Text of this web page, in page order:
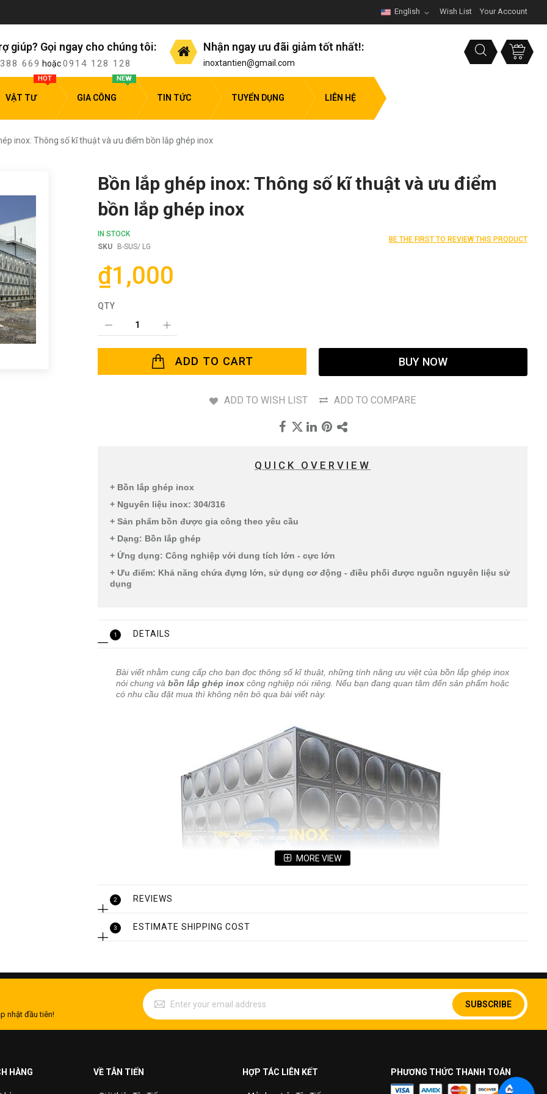
Wish List Your Account
English
giúp? Gọi ngay cho chúng tôi:
669 hoặc0914 128 128
Nhận ngay ưu đãi giảm tốt nhất!:
inoxtantien@gmail.com
VẬT TƯ
HOT
GIA CÔNG
NEW
TIN TỨC TUYỂN DỤNG LIÊN HỆ
inox: Thông số kĩ thuật và ưu điểm bồn lắp ghép inox
Bồn lắp ghép inox: Thông số kĩ thuật và ưu điểm
bồn lắp ghép inox
IN STOCK
SKU
B-SUS/ LG
BE THE FIRST TO REVIEW THIS PRODUCT
₫1,000
QTY
ADD TO CART BUY NOW
ADD TO WISH LIST ADD TO COMPARE
QUICK OVERVIEW
+ Bồn lắp ghép inox
+ Nguyên liệu inox: 304/316
+ Sản phẩm bồn được gia công theo yêu cầu
+ Dạng: Bồn lắp ghép
+ Ứng dụng: Công nghiệp với dung tích lớn - cực lớn
+ Ưu điểm: Khả năng chứa đựng lớn, sử dụng cơ động - điều phối được nguồn nguyên liệu sử
dụng
1 DETAILS
Bài viết nhằm cung cấp cho bạn đọc thông số kĩ thuật, những tính năng ưu việt của bồn lắp ghép inox
nói chung và bồn lắp ghép inox công nghiệp nói riêng. Nếu bạn đang quan tâm đến sản phẩm hoặc
có nhu cầu đặt mua thì không nên bỏ qua bài viết này.
- Tên sản phẩm: Bồn lắp ghép inox, bể lắp ghép inox, bồn lắp ghép công nghiệp
- Chất liệu: inox 304, inox 316
- Độ dày: 0.8mm, 1mm, 1.2mm hoặc tùy theo yêu cầu của khách hàng
- Dung tích: 700l, 1000l, 1500l, 2000l….Với sản phẩm dùng cho sản xuất công nghiệp sẽ có dung tích
quá trình sản xuất, hoạt động xây dựng,…
MORE VIEW
2 REVIEWS
3 ESTIMATE SHIPPING COST
nhật đầu tiên!
SUBSCRIBE
HÀNG VỀ TÂN TIẾN HỢP TÁC LIÊN KẾT PHƯƠNG THỨC THANH TOÁN